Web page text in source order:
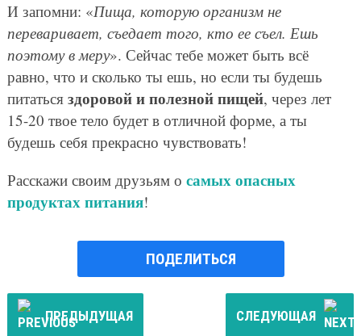
И запомни: «Пища, которую организм не
переваривает, съедает того, кто ее съел. Ешь
поэтому в меру». Сейчас тебе может быть всё
равно, что и сколько ты ешь, но если ты будешь
питаться здоровой и полезной пищей, через лет
15-20 твое тело будет в отличной форме, а ты
будешь себя прекрасно чувствовать!
Расскажи своим друзьям о самых опасных
продуктах питания!
ПОДЕЛИТЬСЯ
ПРЕДЫДУЩАЯ СЛЕДУЮЩАЯ